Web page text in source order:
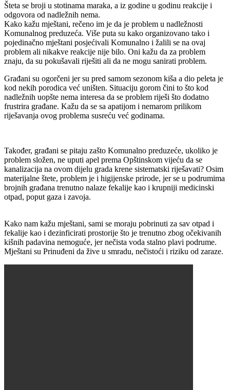
Šteta se broji u stotinama maraka, a iz godine u godinu reakcije i
odgovora od nadležnih nema.
Kako kažu mještani, rečeno im je da je problem u nadležnosti
Komunalnog preduzeća. Više puta su kako organizovano tako i
pojedinačno mještani posjećivali Komunalno i žalili se na ovaj
problem ali nikakve reakcije nije bilo. Oni kažu da za problem
znaju, da su pokušavali riješiti ali da ne mogu sanirati problem.
Građani su ogorčeni jer su pred samom sezonom kiša a dio peleta je
kod nekih porodica već uništen. Situaciju gorom čini to što kod
nadležnih uopšte nema interesa da se problem riješi što dodatno
frustrira građane. Kažu da se sa apatijom i nemarom prilikom
riješavanja ovog problema susreću već godinama.
Također, građani se pitaju zašto Komunalno preduzeće, ukoliko je
problem složen, ne uputi apel prema Opštinskom vijeću da se
kanalizacija na ovom dijelu grada krene sistematski riješavati? Osim
materijalne štete, problem je i higijenske prirode, jer se u podrumima
brojnih građana trenutno nalaze fekalije kao i krupniji medicinski
otpad, poput gaza i zavoja.
Kako nam kažu mještani, sami se moraju pobrinuti za sav otpad i
fekalije kao i dezinficirati prostorije što je trenutno zbog očekivanih
kišnih padavina nemoguće, jer nečista voda stalno plavi podrume.
Mještani su Prinuđeni da žive u smradu, nečistoći i riziku od zaraze.